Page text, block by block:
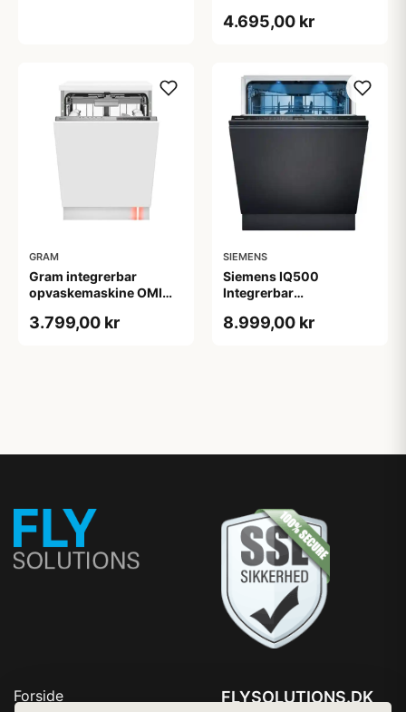
4.695,00 kr
GRAM
Gram integrerbar
opvaskemaskine OMI
3.799,00 kr
SIEMENS
Siemens IQ500
Integrerbar
SX75ZX07CE - 2+2 års
8.999,00 kr
Forside
FLYSOLUTIONS.DK